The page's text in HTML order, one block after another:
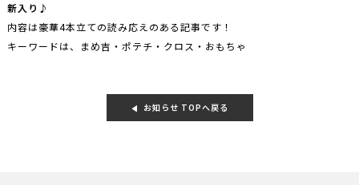
新入り♪
内容は豪華4本立ての読み応えのある記事です！
キーワードは、まめ吉・ポテチ・クロス・おもちゃ
お知らせ TOPへ戻る